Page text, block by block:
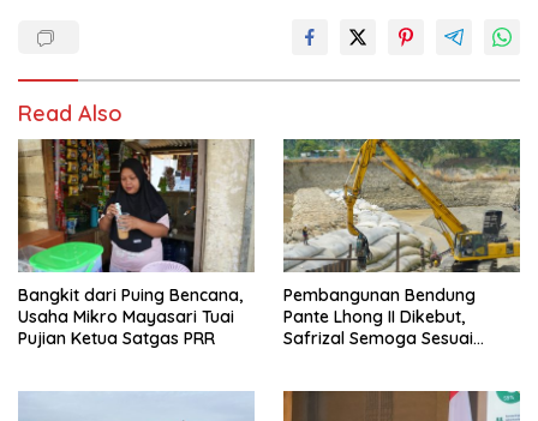
Read Also
Bangkit dari Puing Bencana,
Usaha Mikro Mayasari Tuai
Pujian Ketua Satgas PRR
Pembangunan Bendung
Pante Lhong II Dikebut,
Safrizal Semoga Sesuai